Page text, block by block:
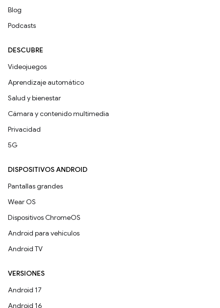
Blog
Podcasts
DESCUBRE
Videojuegos
Aprendizaje automático
Salud y bienestar
Cámara y contenido multimedia
Privacidad
5G
DISPOSITIVOS ANDROID
Pantallas grandes
Wear OS
Dispositivos ChromeOS
Android para vehículos
Android TV
VERSIONES
Android 17
Android 16